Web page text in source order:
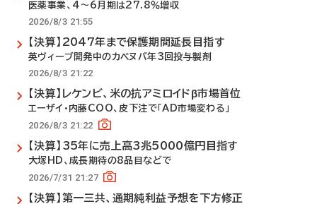
医薬事業、4～6月期は27.8％増収
2026/8/3 21:55
【決算】2047年まで保護期間延長目指す
英ヴィーブ開発中のカベヌバ年3回投与製剤
2026/8/3 21:22
【決算】レケンビ、米の抗アミロイドβ市場首位
エーザイ・内藤COO、皮下注で「AD市場変わる」
2026/8/3 21:22
【決算】35年に売上高3兆5000億円目指す
大塚HD、成長期待の8品目などで
2026/7/31 21:27
【決算】第一三共、通期純利益予想を下方修正